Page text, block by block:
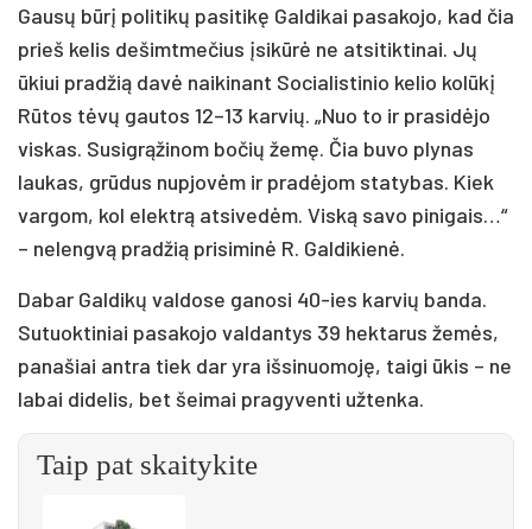
Gausų būrį politikų pasitikę Galdikai pasakojo, kad čia
prieš kelis dešimtmečius įsikūrė ne atsitiktinai. Jų
ūkiui pradžią davė naikinant Socialistinio kelio kolūkį
Rūtos tėvų gautos 12–13 karvių. „Nuo to ir prasidėjo
viskas. Susigrąžinom bočių žemę. Čia buvo plynas
laukas, grūdus nupjovėm ir pradėjom statybas. Kiek
vargom, kol elektrą atsivedėm. Viską savo pinigais…“
– nelengvą pradžią prisiminė R. Galdikienė.
Dabar Galdikų valdose ganosi 40-ies karvių banda.
Sutuoktiniai pasakojo valdantys 39 hektarus žemės,
panašiai antra tiek dar yra išsinuomoję, taigi ūkis – ne
labai didelis, bet šeimai pragyventi užtenka.
Taip pat skaitykite